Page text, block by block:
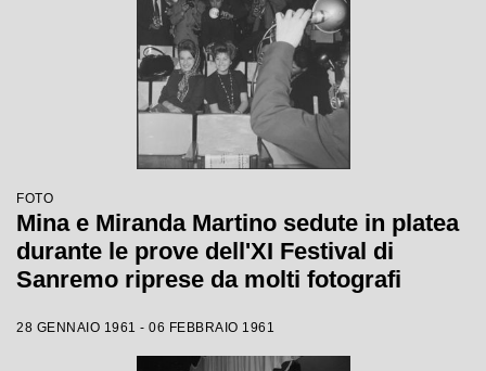
FOTO
Mina e Miranda Martino sedute in platea
durante le prove dell'XI Festival di
Sanremo riprese da molti fotografi
28 GENNAIO 1961 - 06 FEBBRAIO 1961